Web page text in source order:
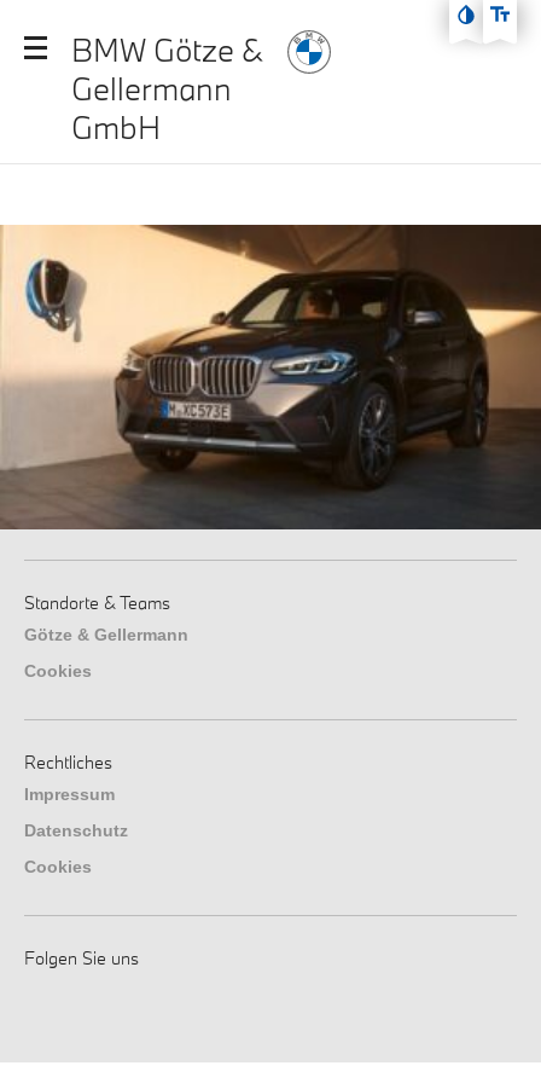
Zum Hauptmenü
BMW Götze &
Gellermann
GmbH
Standorte & Teams
Götze & Gellermann
Cookies
Rechtliches
Impressum
Datenschutz
Cookies
Folgen Sie uns